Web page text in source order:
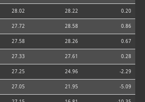
28.02 28.22 0.20
27.72 28.58 0.86
27.58 28.26 0.67
27.33 27.61 0.28
27.25 24.96 -2.29
27.05 21.95 -5.09